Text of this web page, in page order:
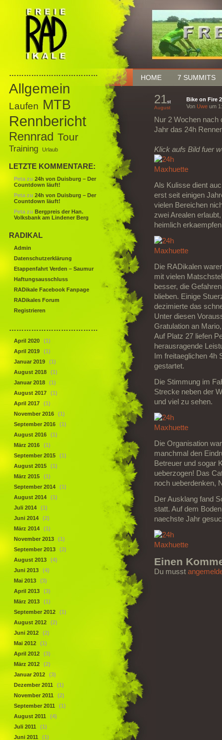
HOME 7 SUMMITS
21st
August
Bike on Fire
Von Uwe um
Nur 2 Wochen nach
Jahr das 24h
Klick aufs Bild fuer
Als Kulisse dient
erst seit einigen
vielen Bereichen
zwei Arealen
heimlich
Die RADikalen
mit vielen
besser, die
blieben. Einige
dezimierte das
Unter diesen
Gratulation an
Auf Platz 27 liefen
herausragende
Im freitaeglichen 4h
gestartet.
Die Stimmung im
Strecke neben der
und viel zu sehen.
Die Organisation
manchmal den
Betreuer und sogar
ueberzogen! Das
noch ueberdenken,
Der Ausklang fand
statt. Auf dem
naechste Jahr
Einen
Du musst
……………………………………
Allgemein
Laufen MTB
Rennbericht
Rennrad Tour
Training Urlaub
LETZTE KOMMENTARE:
Peta zu 24h von Duisburg – Der
Countdown läuft!
Peta zu 24h von Duisburg – Der
Countdown läuft!
Peta zu Bergpreis der Han.
Volksbank am Lindener Berg
RADIKAL
Admin
Datenschutzerklärung
Etappenfahrt Verden – Saumur
Haftungsausschluss
RADikale Facebook Fanpage
RADikales Forum
Registrieren
……………………………………
April 2020
(1)
April 2019
(1)
Januar 2019
(1)
August 2018
(1)
Januar 2018
(1)
August 2017
(1)
April 2017
(1)
November 2016
(1)
September 2016
(1)
August 2016
(1)
März 2016
(1)
September 2015
(1)
August 2015
(1)
März 2015
(1)
September 2014
(1)
August 2014
(1)
Juli 2014
(1)
Juni 2014
(2)
März 2014
(1)
November 2013
(1)
September 2013
(2)
August 2013
(4)
Juni 2013
(4)
Mai 2013
(3)
April 2013
(3)
März 2013
(1)
September 2012
(1)
August 2012
(2)
Juni 2012
(2)
Mai 2012
(1)
April 2012
(3)
März 2012
(2)
Januar 2012
(3)
Dezember 2011
(1)
November 2011
(2)
September 2011
(1)
August 2011
(4)
Juli 2011
(1)
Juni 2011
(1)